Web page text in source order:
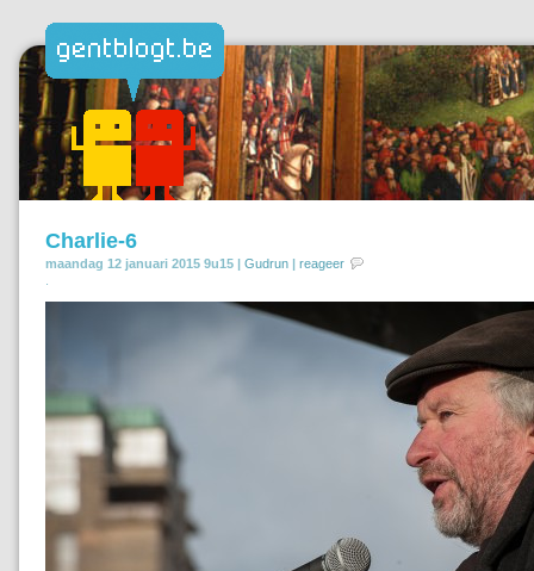
Charlie-6
maandag 12 januari 2015 9u15 | Gudrun | reageer